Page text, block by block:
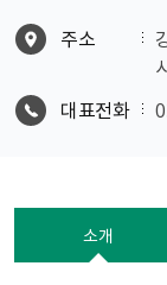
주소
대표전화
소개